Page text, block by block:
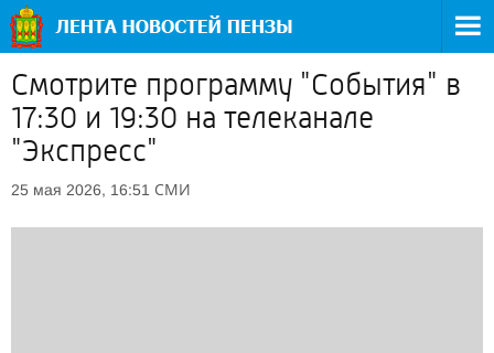
Смотрите программу "События" в
17:30 и 19:30 на телеканале
"Экспресс"
25 мая 2026, 16:51 СМИ